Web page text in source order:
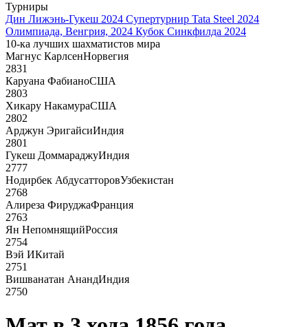
Турниры
Дин Лижэнь-Гукеш 2024 Супертурнир Tata Steel 2024
Олимпиада, Венгрия, 2024 Кубок Синкфилда 2024
10-ка лучших шахматистов мира
Магнус КарлсенНорвегия
2831
Каруана ФабианоСША
2803
Хикару НакамураСША
2802
Арджун ЭригайсиИндия
2801
Гукеш ДоммараджуИндия
2777
Нодирбек АбдусатторовУзбекистан
2768
Алиреза ФируджаФранция
2763
Ян НепомнящийРоссия
2754
Вэй ИКитай
2751
Вишванатан АнандИндия
2750